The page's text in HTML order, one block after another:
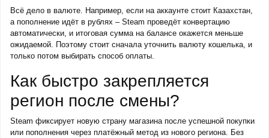
Всё дело в валюте. Например, если на аккаунте стоит Казахстан,
а пополнение идёт в рублях – Steam проведёт конвертацию
автоматически, и итоговая сумма на балансе окажется меньше
ожидаемой. Поэтому стоит сначала уточнить валюту кошелька, и
только потом выбирать способ оплаты.
Как быстро закрепляется
регион после смены?
Steam фиксирует новую страну магазина после успешной покупки
или пополнения через платёжный метод из нового региона. Без